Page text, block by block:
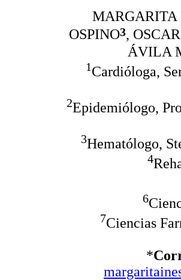
MARGARITA
OSPINO3,
ÁVILA
1Cardióloga,
2Epidemiólogo,
3Hematólogo,
4
6
7Ciencias
*